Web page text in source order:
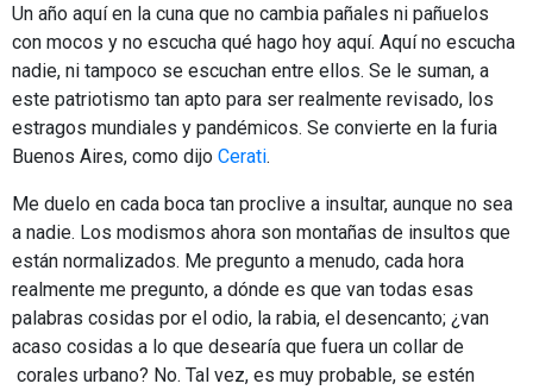
Un año aquí en la cuna que no cambia pañales ni pañuelos
con mocos y no escucha qué hago hoy aquí. Aquí no escucha
nadie, ni tampoco se escuchan entre ellos. Se le suman, a
este patriotismo tan apto para ser realmente revisado, los
estragos mundiales y pandémicos. Se convierte en la furia
Buenos Aires, como dijo Cerati.
Me duelo en cada boca tan proclive a insultar, aunque no sea
a nadie. Los modismos ahora son montañas de insultos que
están normalizados. Me pregunto a menudo, cada hora
realmente me pregunto, a dónde es que van todas esas
palabras cosidas por el odio, la rabia, el desencanto; ¿van
acaso cosidas a lo que desearía que fuera un collar de
corales urbano? No. Tal vez, es muy probable, se estén